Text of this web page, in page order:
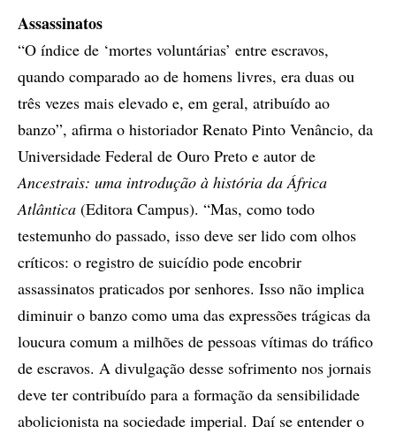
Assassinatos
“O índice de ‘mortes voluntárias’ entre escravos,
quando comparado ao de homens livres, era duas ou
três vezes mais elevado e, em geral, atribuído ao
banzo”, afirma o historiador Renato Pinto Venâncio, da
Universidade Federal de Ouro Preto e autor de
Ancestrais: uma introdução à história da África
Atlântica (Editora Campus). “Mas, como todo
testemunho do passado, isso deve ser lido com olhos
críticos: o registro de suicídio pode encobrir
assassinatos praticados por senhores. Isso não implica
diminuir o banzo como uma das expressões trágicas da
loucura comum a milhões de pessoas vítimas do tráfico
de escravos. A divulgação desse sofrimento nos jornais
deve ter contribuído para a formação da sensibilidade
abolicionista na sociedade imperial. Daí se entender o